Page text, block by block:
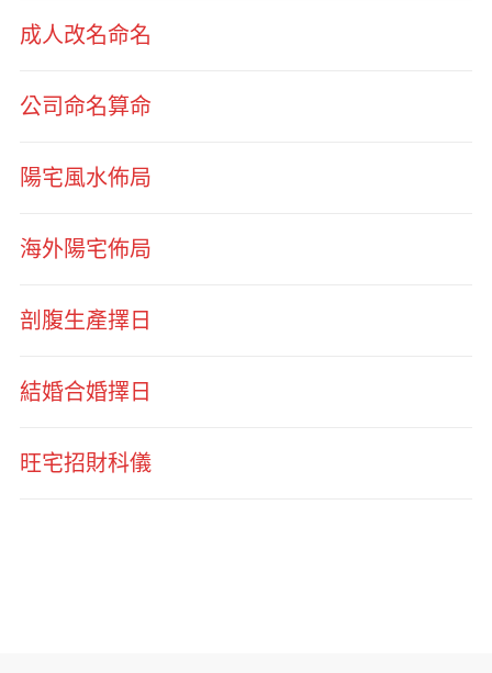
成人改名命名
公司命名算命
陽宅風水佈局
海外陽宅佈局
剖腹生產擇日
結婚合婚擇日
旺宅招財科儀